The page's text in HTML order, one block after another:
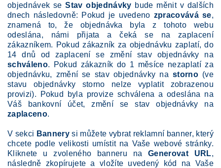
objednávek seStav objednávky bude měnit v dalších
dnech následovně: Pokud je uvedeno zpracovává se,
znamená to, že objednávka byla z tohoto webu
odeslána, námi přijata a čeká se na zaplacení
zákazníkem. Pokud zákazník za objednávku zaplatí, do
14 dnů od zaplacení se změní stav objednávky na
schváleno. Pokud zákazník do 1 měsíce nezaplatí za
objednávku, změní se stav objednávky nastorno (ve
stavu objednávky storno nelze vyplatit zobrazenou
provizi). Pokud byla provize schválena a odeslána na
Váš bankovní účet, změní se stav objednávky na
zaplaceno.
V sekci Bannerysi můžete vybrat reklamní banner, který
chcete podle velikosti umístit na Vaše webové stránky.
Kliknete u zvoleného banneru naGenerovat URL,
následně zkopírujete a vložíte uvedený kód na Vaše